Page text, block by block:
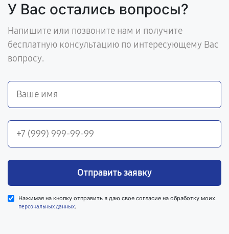
У Вас остались вопросы?
Напишите или позвоните нам и получите
бесплатную консультацию по интересующему Вас
вопросу.
Отправить заявку
Нажимая на кнопку отправить я даю свое согласие на обработку моих
персональных данных.